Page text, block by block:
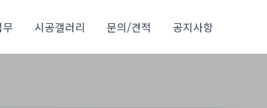
시공갤러리 문의/견적 공지사항